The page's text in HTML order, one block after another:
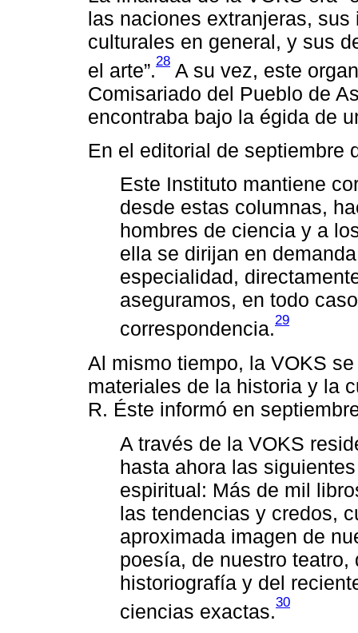
las naciones extranjeras,
culturales en general, y sus
el arte”.28 A su vez, este
Comisariado del Pueblo de
encontraba bajo la égida de
En el editorial de septiembre
Este Instituto mantiene
desde estas columnas,
hombres de ciencia y a
ella se dirijan en
especialidad,
aseguramos, en todo
correspondencia.29
Al mismo tiempo, la VOKS
materiales de la historia y la
R. Éste informó en
A través de la VOKS
hasta ahora las
espiritual: Más de mil
las tendencias y credos,
aproximada imagen de
poesía, de nuestro
historiografía y del
ciencias exactas.30